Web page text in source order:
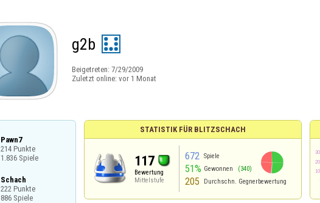
g2b
Beigetreten: 7/29/2009
Zuletzt online: vor 1 Monat
Pawn7
214 Punkte
1.836 Spiele
Schach
222 Punkte
886 Spiele
STATISTIK FÜR BLITZSCHACH
117
Bewertung
Mittelstufe
672 Spiele
51% Gewonnen (340)
205 Durchschn. Gegnerbewertung